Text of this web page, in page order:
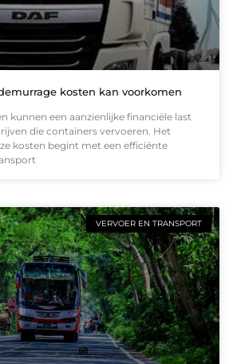
kosten kan voorkomen
kunnen een aanzienlijke financiële last
die containers vervoeren. Het
kosten begint met een efficiënte
VERVOER EN TRANSPORT